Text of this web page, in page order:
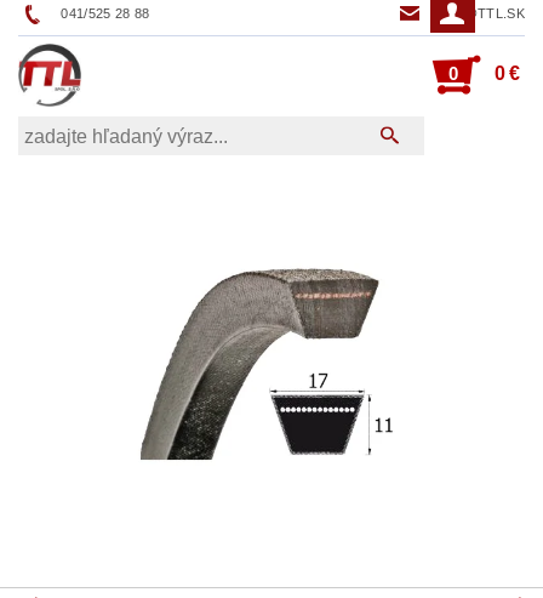
041/525 28 88 TTL@TTL.SK
0 0 €